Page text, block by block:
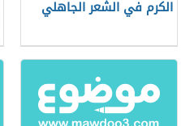
الكرم في الشعر الجاهلي